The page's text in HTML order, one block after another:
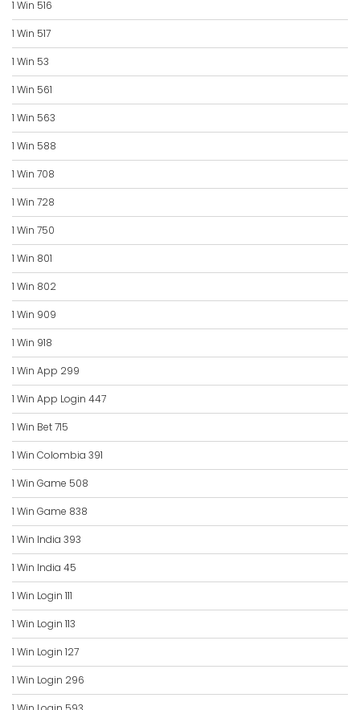
1 Win 516
1 Win 517
1 Win 53
1 Win 561
1 Win 563
1 Win 588
1 Win 708
1 Win 728
1 Win 750
1 Win 801
1 Win 802
1 Win 909
1 Win 918
1 Win App 299
1 Win App Login 447
1 Win Bet 715
1 Win Colombia 391
1 Win Game 508
1 Win Game 838
1 Win India 393
1 Win India 45
1 Win Login 111
1 Win Login 113
1 Win Login 127
1 Win Login 296